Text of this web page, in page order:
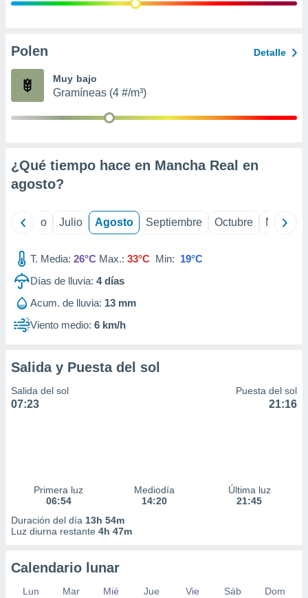
publicidad
de
Polen Detalle
Muy bajo
Gramíneas (4 #/m³)
¿Qué tiempo hace en Mancha Real en
agosto?
Junio Julio Agosto Septiembre Octubre
T. Media: 26°C Max.: 33°C Min: 19°C
Días de lluvia: 4días
Acum. de lluvia: 13 mm
Viento medio: 6 km/h
Salida y Puesta del sol
Salida del sol
07:23
Puesta del sol
21:16
Primera luz
06:54
Mediodía
14:20
Última luz
21:45
Duración del día 13h 54m
Luz diurna restante 4h 47m
Calendario lunar
Lun Mar Mié Jue Vie Sáb
Dom